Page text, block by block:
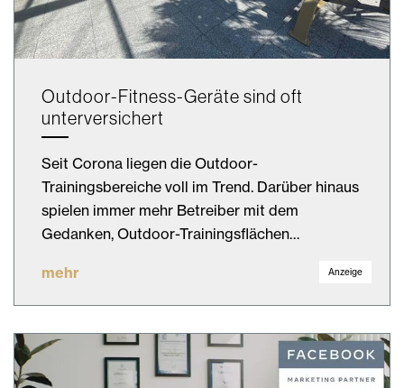
Outdoor-Fitness-Geräte sind oft
unterversichert
Seit Corona liegen die Outdoor-
Trainingsbereiche voll im Trend. Darüber hinaus
spielen immer mehr Betreiber mit dem
Gedanken, Outdoor-Trainingsflächen…
mehr Anzeige